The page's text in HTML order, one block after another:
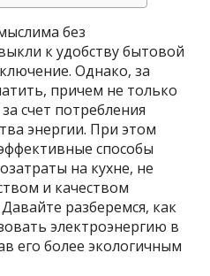
без
к удобству бытовой
Однако, за
причем не только
счет потребления
энергии. При этом
способы
на кухне, не
и качеством
разберемся, как
электроэнергию в
его более экологичным